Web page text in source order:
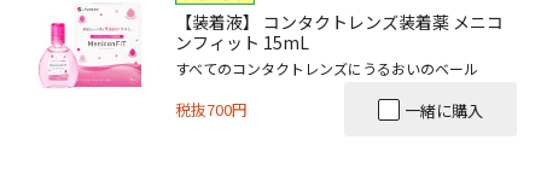
【装着液】 コンタクトレンズ装着薬 メニコ
ンフィット 15mL
すべてのコンタクトレンズにうるおいのベール
税抜700円 一緒に購入